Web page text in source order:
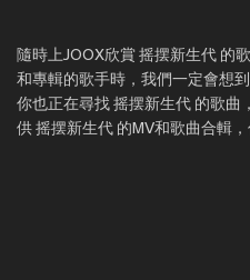
隨時上JOOX欣賞 摇摆新生代 的
和專輯的歌手時，我們一定會想
你也正在尋找 摇摆新生代 的歌曲
供 摇摆新生代 的MV和歌曲合輯